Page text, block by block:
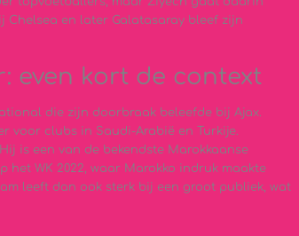
Chelsea en later Galatasaray bleef zijn
even kort de context
die zijn doorbraak beleefde bij Ajax.
voor clubs in Saudi-Arabië en Turkije.
is een van de bekendste Marokkaanse
het WK 2022, waar Marokko indruk maakte
leeft dan ook sterk bij een groot publiek, wat